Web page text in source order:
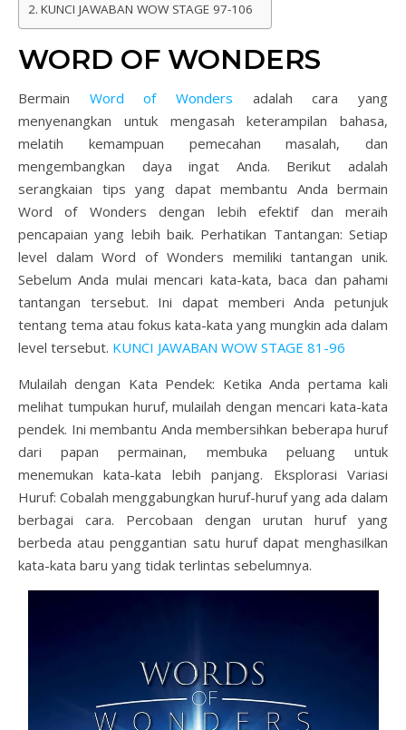
KUNCI JAWABAN WOW STAGE 97-106
WORD OF WONDERS
Bermain Word of Wonders adalah cara yang
menyenangkan untuk mengasah keterampilan bahasa,
melatih kemampuan pemecahan masalah, dan
mengembangkan daya ingat Anda. Berikut adalah
serangkaian tips yang dapat membantu Anda bermain
Word of Wonders dengan lebih efektif dan meraih
pencapaian yang lebih baik. Perhatikan Tantangan: Setiap
level dalam Word of Wonders memiliki tantangan unik.
Sebelum Anda mulai mencari kata-kata, baca dan pahami
tantangan tersebut. Ini dapat memberi Anda petunjuk
tentang tema atau fokus kata-kata yang mungkin ada dalam
level tersebut. KUNCI JAWABAN WOW STAGE 81-96
Mulailah dengan Kata Pendek: Ketika Anda pertama kali
melihat tumpukan huruf, mulailah dengan mencari kata-kata
pendek. Ini membantu Anda membersihkan beberapa huruf
dari papan permainan, membuka peluang untuk
menemukan kata-kata lebih panjang. Eksplorasi Variasi
Huruf: Cobalah menggabungkan huruf-huruf yang ada dalam
berbagai cara. Percobaan dengan urutan huruf yang
berbeda atau penggantian satu huruf dapat menghasilkan
kata-kata baru yang tidak terlintas sebelumnya.